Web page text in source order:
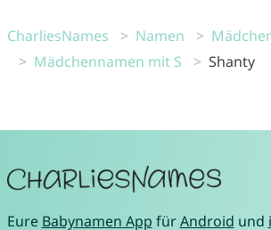
CharliesNames Namen
Mädchennamen mit S
Shanty
Eure Babynamen App fürAndroid und